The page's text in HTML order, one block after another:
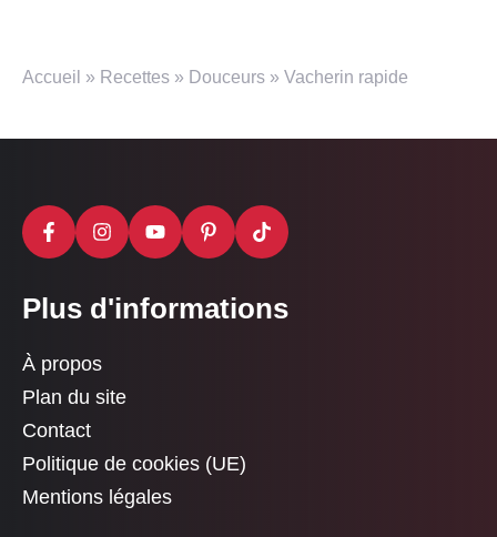
Accueil » Recettes » Douceurs » Vacherin rapide
Plus d'informations
À propos
Plan du site
Contact
Politique de cookies (UE)
Mentions légales